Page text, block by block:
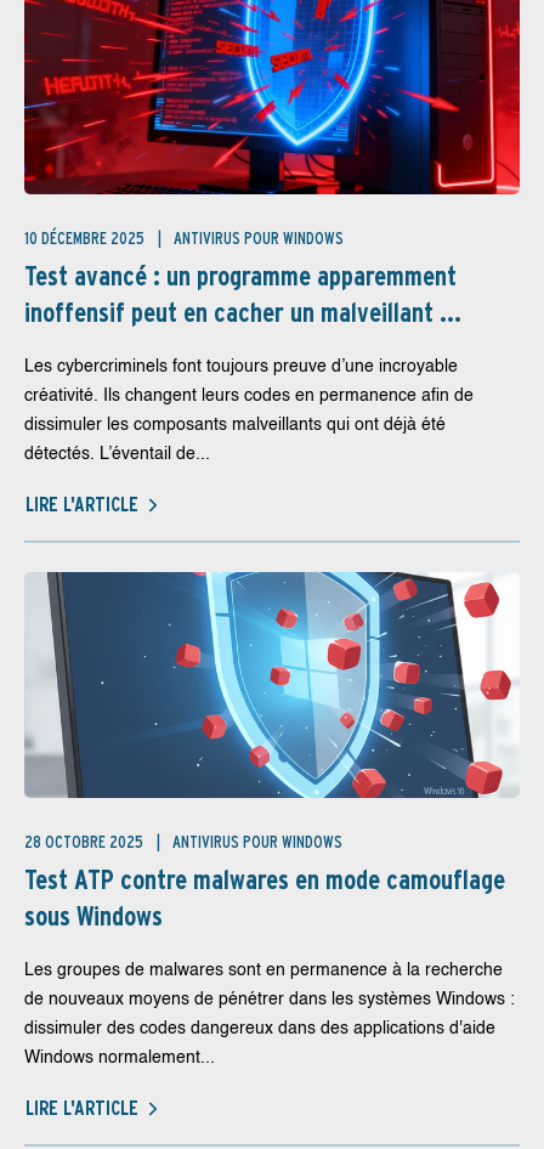
10 DÉCEMBRE 2025 ANTIVIRUS POUR WINDOWS
Test avancé : un programme apparemment
inoffensif peut en cacher un malveillant ...
Les cybercriminels font toujours preuve d’une incroyable
créativité. Ils changent leurs codes en permanence afin de
dissimuler les composants malveillants qui ont déjà été
détectés. L’éventail de...
LIRE L'ARTICLE
28 OCTOBRE 2025 ANTIVIRUS POUR WINDOWS
Test ATP contre malwares en mode camouflage
sous Windows
Les groupes de malwares sont en permanence à la recherche
de nouveaux moyens de pénétrer dans les systèmes Windows :
dissimuler des codes dangereux dans des applications d'aide
Windows normalement...
LIRE L'ARTICLE